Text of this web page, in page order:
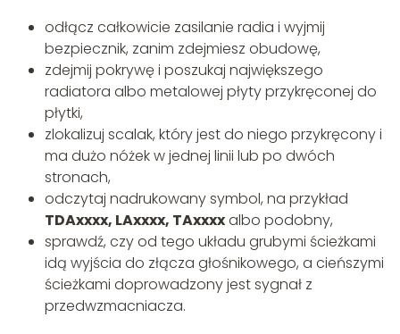
odłącz całkowicie zasilanie radia i wyjmij
bezpiecznik, zanim zdejmiesz obudowę,
zdejmij pokrywę i poszukaj największego
radiatora albo metalowej płyty przykręconej do
płytki,
zlokalizuj scalak, który jest do niego przykręcony i
ma dużo nóżek w jednej linii lub po dwóch
stronach,
odczytaj nadrukowany symbol, na przykład
TDAxxxx, LAxxxx, TAxxxxalbo podobny,
sprawdź, czy od tego układu grubymi ścieżkami
idą wyjścia do złącza głośnikowego, a cieńszymi
ścieżkami doprowadzony jest sygnał z
przedwzmacniacza.